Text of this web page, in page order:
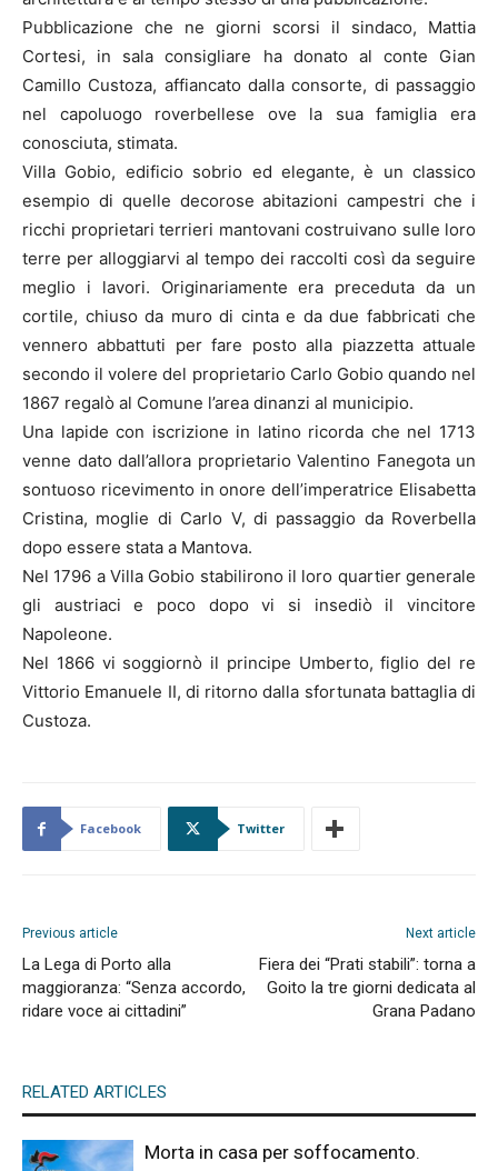
Pubblicazione che ne giorni scorsi il sindaco, Mattia
Cortesi, in sala consigliare ha donato al conte Gian
Camillo Custoza, affiancato dalla consorte, di passaggio
nel capoluogo roverbellese ove la sua famiglia era
conosciuta, stimata.
Villa Gobio, edificio sobrio ed elegante, è un classico
esempio di quelle decorose abitazioni campestri che i
ricchi proprietari terrieri mantovani costruivano sulle loro
terre per alloggiarvi al tempo dei raccolti così da seguire
meglio i lavori. Originariamente era preceduta da un
cortile, chiuso da muro di cinta e da due fabbricati che
vennero abbattuti per fare posto alla piazzetta attuale
secondo il volere del proprietario Carlo Gobio quando nel
1867 regalò al Comune l’area dinanzi al municipio.
Una lapide con iscrizione in latino ricorda che nel 1713
venne dato dall’allora proprietario Valentino Fanegota un
sontuoso ricevimento in onore dell’imperatrice Elisabetta
Cristina, moglie di Carlo V, di passaggio da Roverbella
dopo essere stata a Mantova.
Nel 1796 a Villa Gobio stabilirono il loro quartier generale
gli austriaci e poco dopo vi si insediò il vincitore
Napoleone.
Nel 1866 vi soggiornò il principe Umberto, figlio del re
Vittorio Emanuele II, di ritorno dalla sfortunata battaglia di
Custoza.
Facebook Twitter
Previous article
La Lega di Porto alla
maggioranza: “Senza accordo,
ridare voce ai cittadini”
Next article
Fiera dei “Prati stabili”: torna a
Goito la tre giorni dedicata al
Grana Padano
RELATED ARTICLES
Morta in casa per soffocamento.